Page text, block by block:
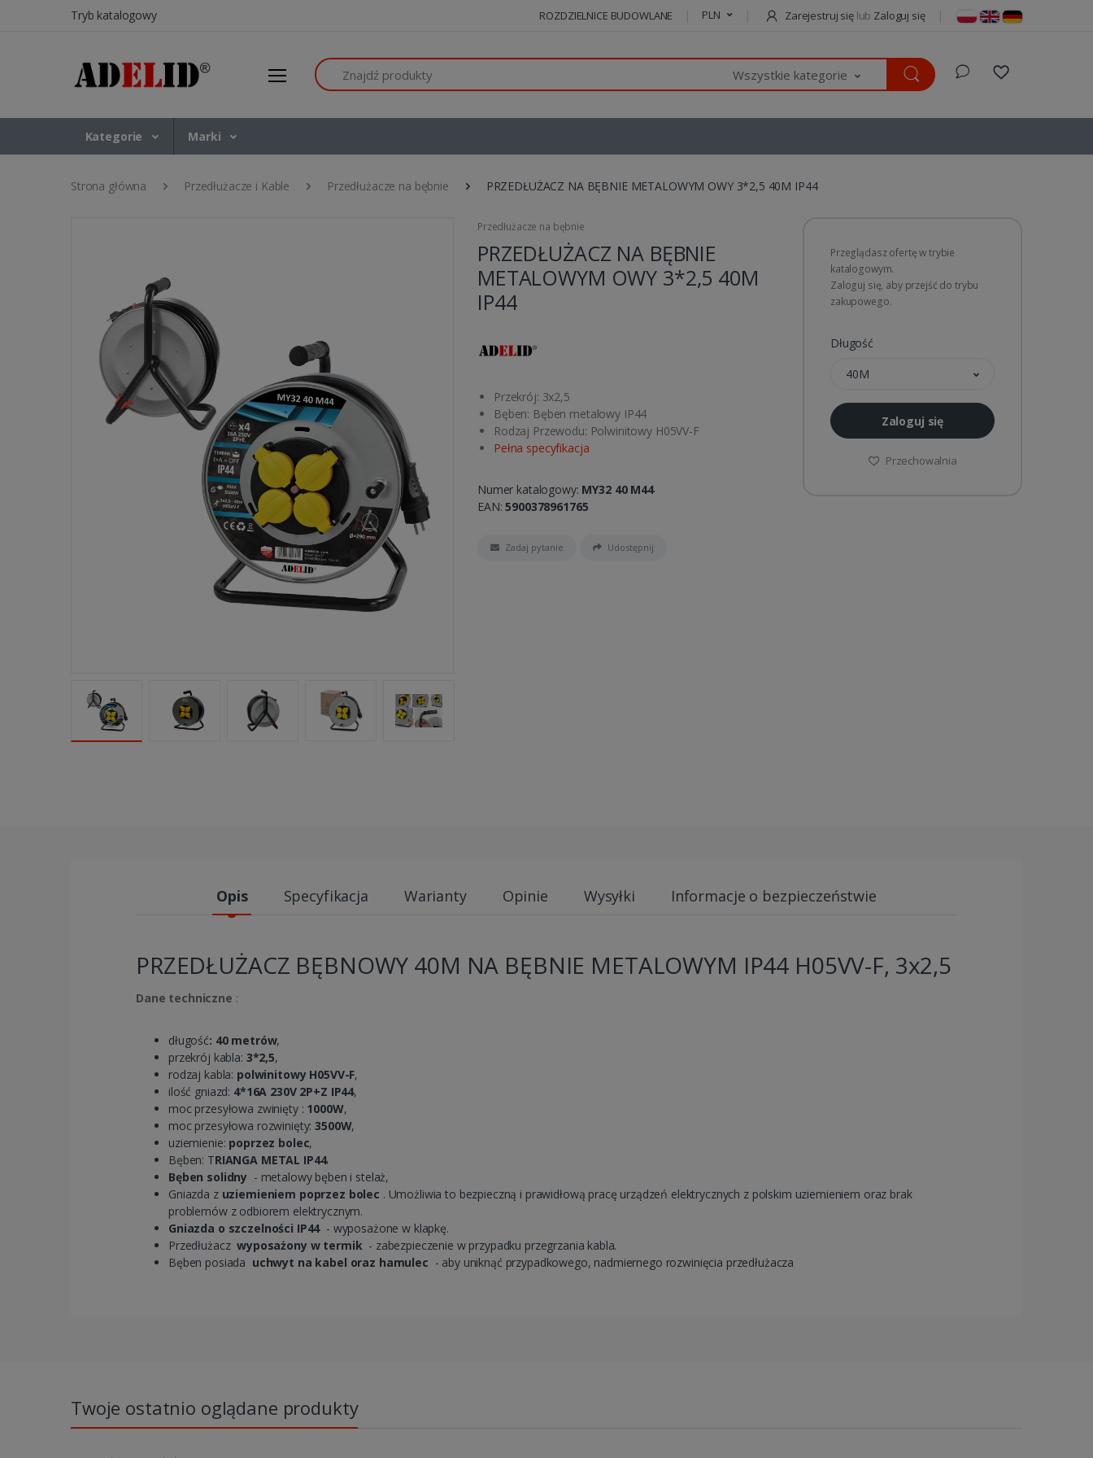
Tryb katalogowy ROZDZIELNICE BUDOWLANE PLN Zarejestruj się lub Zaloguj się
Szukaj
Wszystkie kategorie
Kategorie Marki
Strona główna Przedłużacze i Kable Przedłużacze na bębnie PRZEDŁUŻACZ NA BĘBNIE METALOWYM OWY 3*2,5 40M IP44
Przedłużacze na bębnie
PRZEDŁUŻACZ NA BĘBNIE
METALOWYM OWY 3*2,5 40M
IP44
Przekrój: 3x2,5
Bęben: Bęben metalowy IP44
Rodzaj Przewodu: Polwinitowy H05VV-F
Pełna specyfikacja
Numer katalogowy: MY32 40 M44
EAN:5900378961765
Zadaj pytanie Udostępnij
Przeglądasz ofertę w trybie
katalogowym.
Zaloguj się, aby przejść do trybu
zakupowego.
Długość
40M
Zaloguj się
Przechowalnia
Opis Specyfikacja Warianty Opinie Wysyłki Informacje o bezpieczeństwie
PRZEDŁUŻACZ BĘBNOWY 40M NA BĘBNIE METALOWYM IP44 H05VV-F, 3x2,5
Dane techniczne :
długość: 40 metrów,
przekrój kabla: 3*2,5,
rodzaj kabla: polwinitowy H05VV-F,
ilość gniazd: 4*16A 230V 2P+Z IP44,
moc przesyłowa zwinięty : 1000W,
moc przesyłowa rozwinięty:3500W,
uziemienie: poprzez bolec,
Bęben: TRIANGA METAL IP44.
Bęben solidny - metalowy bęben i stelaż,
Gniazda z uziemieniem poprzez bolec . Umożliwia to bezpieczną i prawidłową pracę urządzeń elektrycznych z polskim uziemieniem oraz brak
problemów z odbiorem elektrycznym.
Gniazda o szczelności IP44 - wyposażone w klapkę.
Przedłużaczwyposażony w termik - zabezpieczenie w przypadku przegrzania kabla.
Bęben posiada uchwyt na kabel oraz hamulec - aby uniknąć przypadkowego, nadmiernego rozwinięcia przedłużacza
Twoje ostatnio oglądane produkty